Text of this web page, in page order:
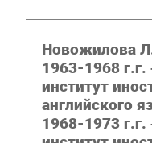
Новожилова
1963-1968 г.г.
институт
английского
1968-1973 г.г.